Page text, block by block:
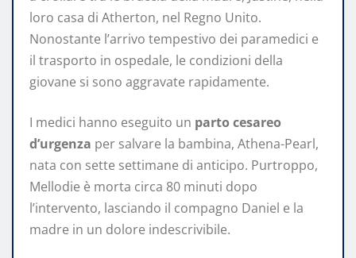
loro casa di Atherton, nel Regno Unito.
Nonostante l’arrivo tempestivo dei paramedici e
il trasporto in ospedale, le condizioni della
giovane si sono aggravate rapidamente.
I medici hanno eseguito un parto cesareo
d’urgenza per salvare la bambina, Athena-Pearl,
nata con sette settimane di anticipo. Purtroppo,
Mellodie è morta circa 80 minuti dopo
l’intervento, lasciando il compagno Daniel e la
madre in un dolore indescrivibile.